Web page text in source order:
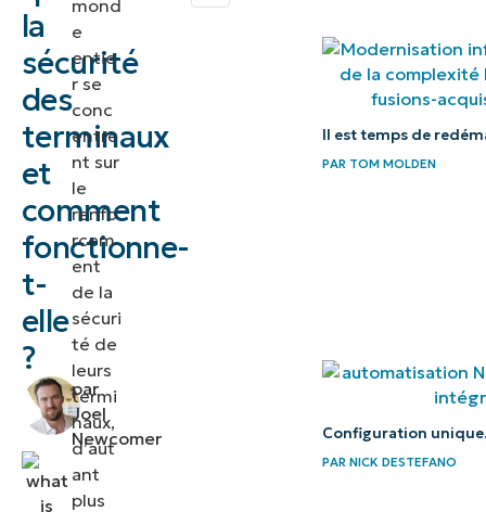
la
sécurité
des
terminaux
et
comment
fonctionne-
t-
elle
?
par
Joel
Newcomer
processus
automatisés
de
et de
Qu’est ce
que la
des
mond
e
entie
r se
conc
entre
nt sur
le
renfo
rcem
ent
de la
sécuri
té de
leurs
termi
naux,
d’aut
ant
plus
Il est temps de
PAR TOM MOLDEN
Configuration
PAR NICK DESTEFANO